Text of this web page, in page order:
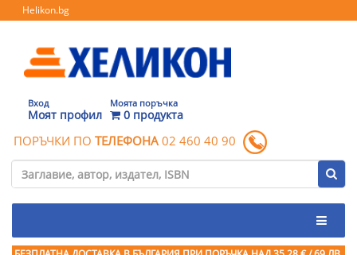
Helikon.bg
Вход
Моят профил
Моята поръчка
0 продукта
ПОРЪЧКИ ПО ТЕЛЕФОНА 02 460 40 90